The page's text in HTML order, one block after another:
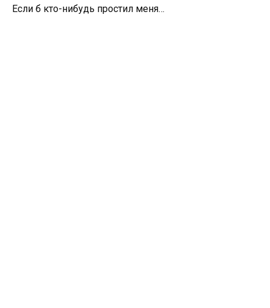
Если б кто-нибудь простил меня…